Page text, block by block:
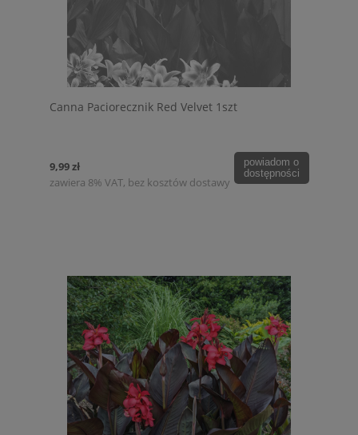
Canna Paciorecznik Red Velvet 1szt
9,99 zł
zawiera 8% VAT, bez kosztów dostawy
powiadom o
dostępności